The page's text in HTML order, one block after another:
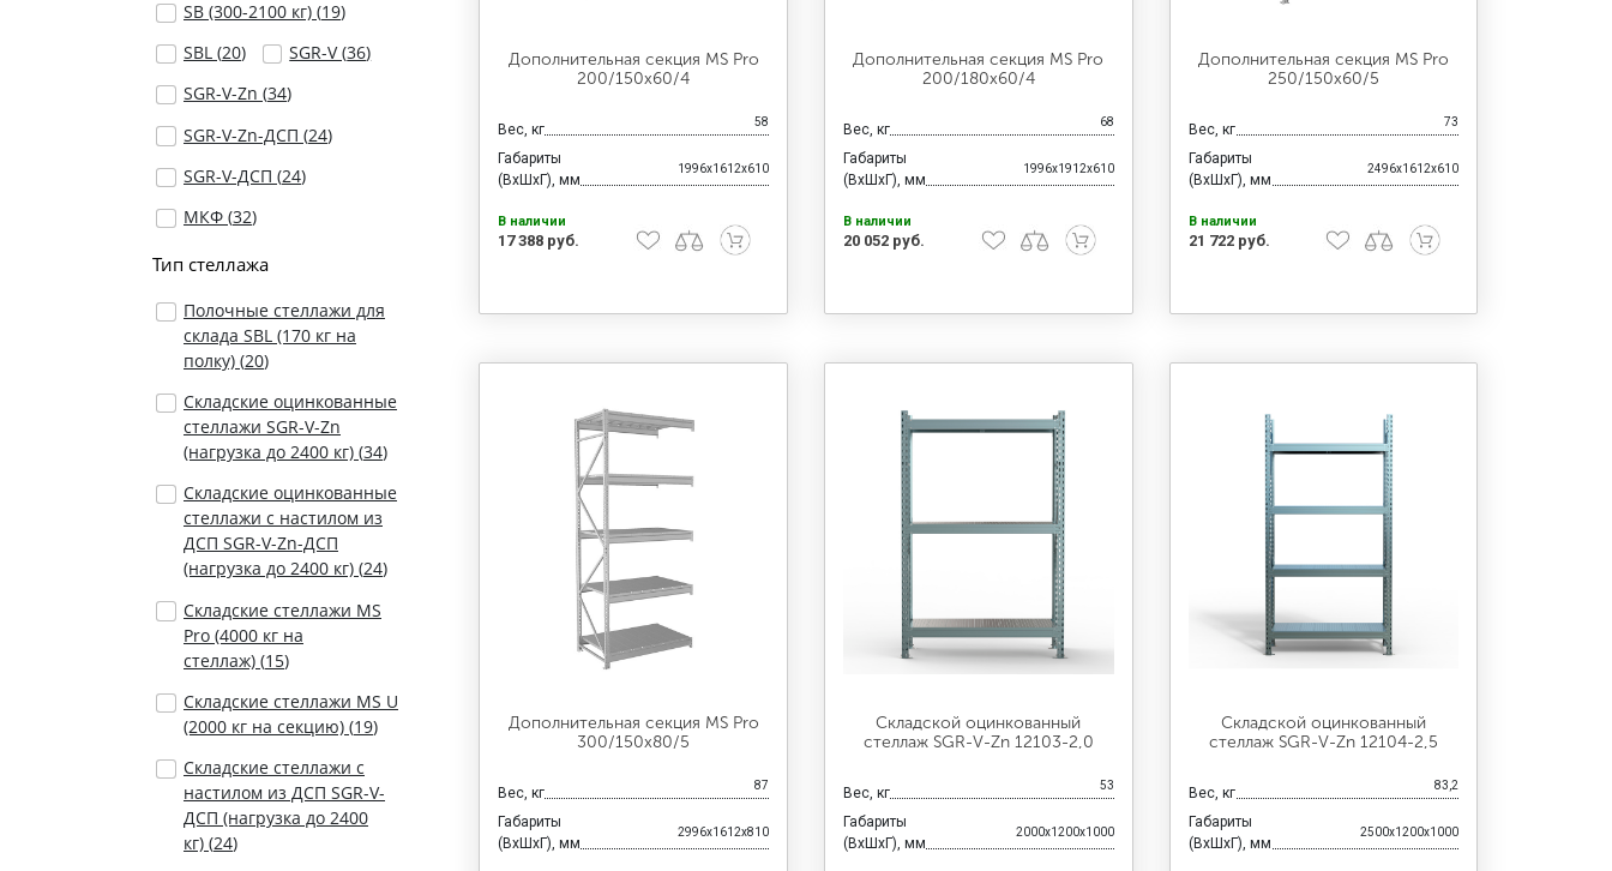
SB (300-2100 кг) (19)
SBL (20) SGR-V (36)
SGR-V-Zn (34)
SGR-V-Zn-ДСП (24)
SGR-V-ДСП (24)
МКФ (32)
Тип стеллажа
Полочные стеллажи для
склада SBL (170 кг на
полку) (20)
Складские оцинкованные
стеллажи SGR-V-Zn
(нагрузка до 2400 кг) (34)
Складские оцинкованные
стеллажи с настилом из
ДСП SGR-V-Zn-ДСП
(нагрузка до 2400 кг) (24)
Складские стеллажи MS
Pro (4000 кг на
стеллаж) (15)
Складские стеллажи MS U
(2000 кг на секцию) (19)
Складские стеллажи с
настилом из ДСП SGR-V-
ДСП (нагрузка до 2400
кг) (24)
Дополнительная секция MS Pro
200/150x60/4
Вес, кг 58
Габариты
(ВхШхГ), мм
1996x1612x610
В наличии
17 388 руб.
Дополнительная секция MS Pro
200/180x60/4
Вес, кг 68
Габариты
(ВхШхГ), мм
1996x1912x610
В наличии
20 052 руб.
Дополнительная секция MS Pro
250/150x60/5
Вес, кг 73
Габариты
(ВхШхГ), мм
2496x1612x610
В наличии
21 722 руб.
Дополнительная секция MS Pro
300/150x80/5
Вес, кг 87
Габариты
(ВхШхГ), мм
2996x1612x810
Складской оцинкованный
стеллаж SGR-V-Zn 12103-2,0
Вес, кг 53
Габариты
(ВхШхГ), мм
2000x1200x1000
Складской оцинкованный
стеллаж SGR-V-Zn 12104-2,5
Вес, кг 83,2
Габариты
(ВхШхГ), мм
2500x1200x1000